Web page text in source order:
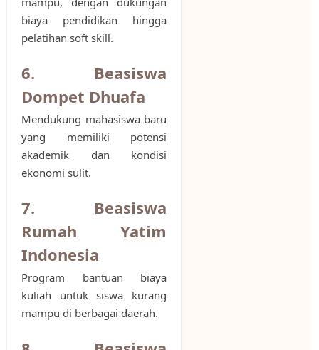
biaya pendidikan hingga
pelatihan soft skill.
6. Beasiswa
Dompet Dhuafa
Mendukung mahasiswa baru
yang memiliki potensi
akademik dan kondisi
ekonomi sulit.
7. Beasiswa
Rumah Yatim
Indonesia
Program bantuan biaya
kuliah untuk siswa kurang
mampu di berbagai daerah.